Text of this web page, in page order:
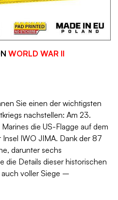
WORLD WAR II
Sie einen der wichtigsten
nachstellen: Am 23.
die US-Flagge auf dem
IWO JIMA. Dank der 87
darunter sechs
die Details dieser historischen
voller Siege –